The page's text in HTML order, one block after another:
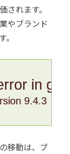
れます。
やブランド
in
9.4.3
移動は、ブ